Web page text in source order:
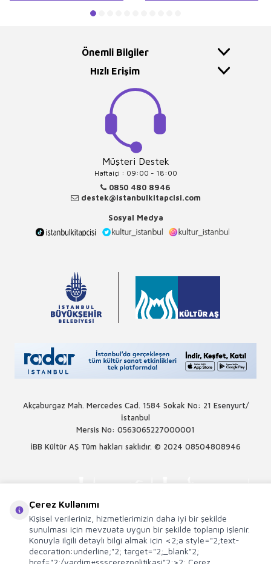
Önemli Bilgiler
Hızlı Erişim
Müşteri Destek
Haftaiçi : 09:00 - 18:00
0850 480 8946
destek@istanbulkitapcisi.com
Sosyal Medya
Akçaburgaz Mah. Mercedes Cad. 1584 Sokak No: 21 Esenyurt/
İstanbul
Mersis No: 0563065227000001
İBB Kültür AŞ Tüm hakları saklıdır. © 2024 08504808946
Çerez Kullanımı
Kişisel verileriniz, hizmetlerimizin daha iyi bir şekilde
sunulması için mevzuata uygun bir şekilde toplanıp işlenir.
Konuyla ilgili detaylı bilgi almak için <2;a style="2;text-
decoration:underline;"2; target="2;_blank"2;
href="2;/yardim#ssscerezpolitikasi"2;>2; Çerez